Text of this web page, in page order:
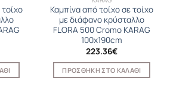
Καμπίνα από τοίχο σε τοίχο
με διάφανο κρύσταλλο
FLORA 500 Cromo KARAG
100x190cm
223.36€
ΠΡΟΣΘΉΚΗ ΣΤΟ ΚΑΛΆΘΙ